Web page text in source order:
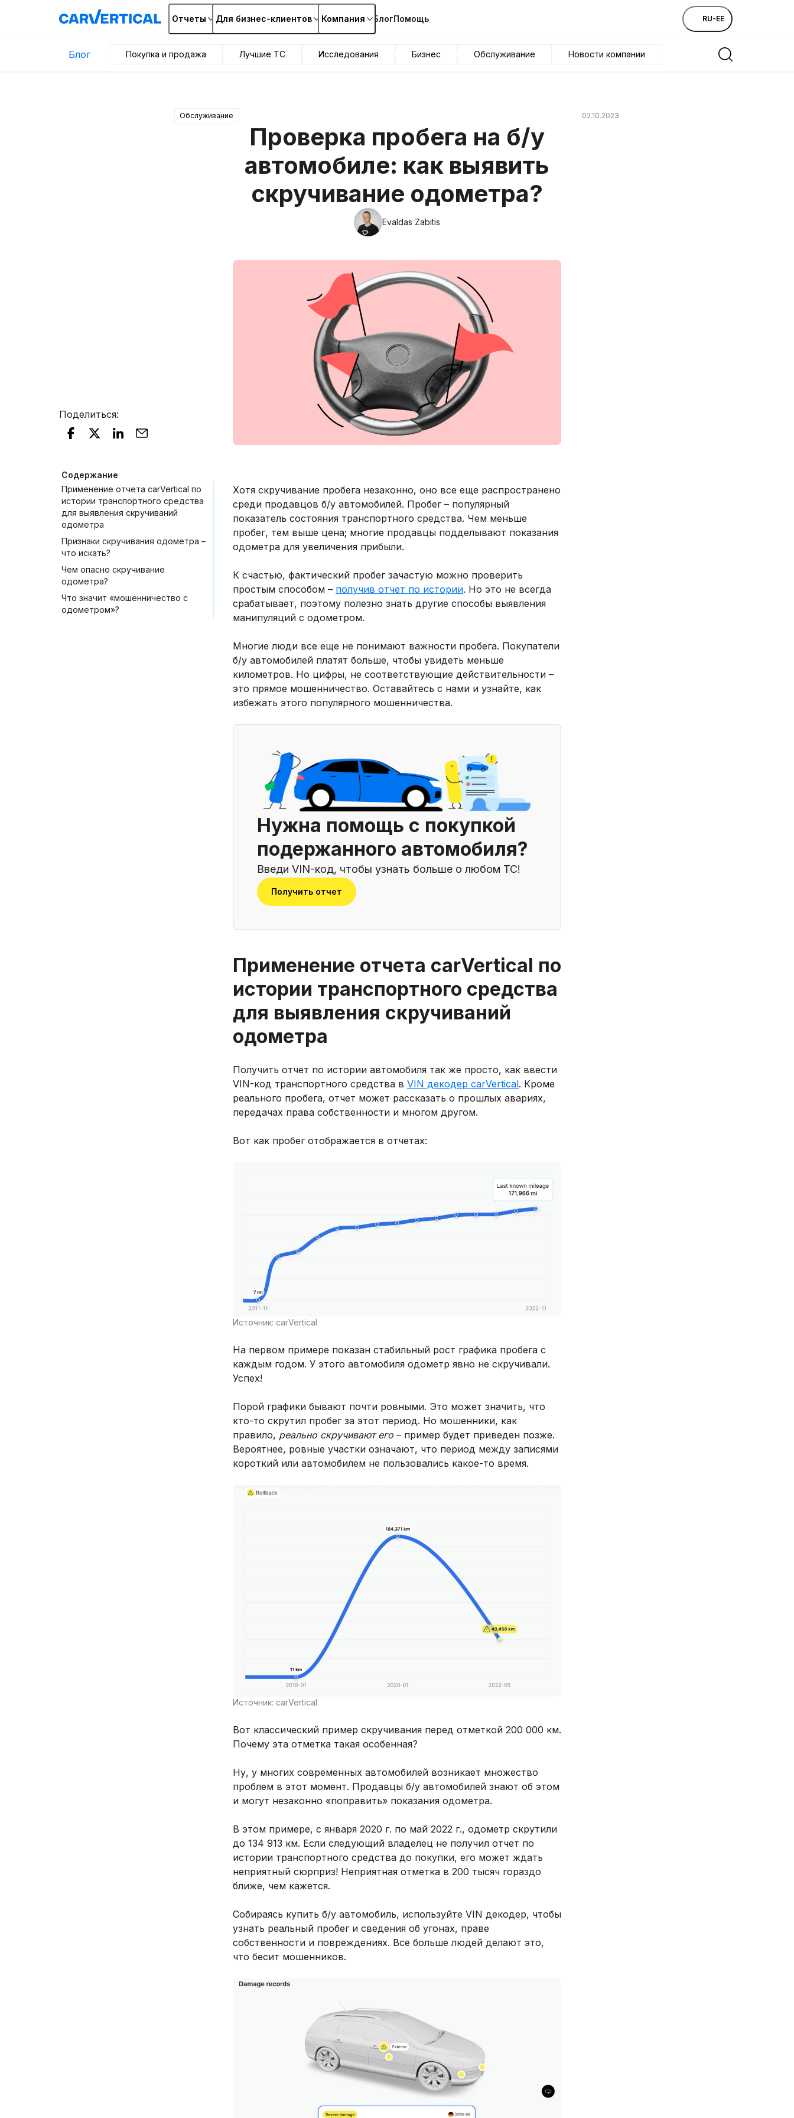
Отчеты Для бизнес-клиентов Компания БлогПомощь RU-EE
Блог Покупка и продажа Лучшие ТС Исследования Бизнес Обслуживание Новости компании
Обслуживание 02.10.2023
Проверка пробега на б/у
автомобиле: как выявить
скручивание одометра?
Evaldas Zabitis
Поделиться:
Содержание
Применение отчета carVertical по
истории транспортного средства
для выявления скручиваний
одометра
Признаки скручивания одометра –
что искать?
Чем опасно скручивание
одометра?
Что значит «мошенничество с
одометром»?
Хотя скручивание пробега незаконно, оно все еще распространено
среди продавцов б/у автомобилей. Пробег – популярный
показатель состояния транспортного средства. Чем меньше
пробег, тем выше цена; многие продавцы подделывают показания
одометра для увеличения прибыли.
К счастью, фактический пробег зачастую можно проверить
простым способом – получив отчет по истории. Но это не всегда
срабатывает, поэтому полезно знать другие способы выявления
манипуляций с одометром.
Многие люди все еще не понимают важности пробега. Покупатели
б/у автомобилей платят больше, чтобы увидеть меньше
километров. Но цифры, не соответствующие действительности –
это прямое мошенничество. Оставайтесь с нами и узнайте, как
избежать этого популярного мошенничества.
Нужна помощь с покупкой
подержанного автомобиля?
Введи VIN-код, чтобы узнать больше о любом ТС!
Получить отчет
Применение отчета carVertical по
истории транспортного средства
для выявления скручиваний
одометра
Получить отчет по истории автомобиля так же просто, как ввести
VIN-код транспортного средства в VIN декодер carVertical. Кроме
реального пробега, отчет может рассказать о прошлых авариях,
передачах права собственности и многом другом.
Вот как пробег отображается в отчетах:
Источник: carVertical
На первом примере показан стабильный рост графика пробега с
каждым годом. У этого автомобиля одометр явно не скручивали.
Успех!
Порой графики бывают почти ровными. Это может значить, что
кто-то скрутил пробег за этот период. Но мошенники, как
правило, реально скручивают его – пример будет приведен позже.
Вероятнее, ровные участки означают, что период между записями
короткий или автомобилем не пользовались какое-то время.
Источник: carVertical
Вот классический пример скручивания перед отметкой 200 000 км.
Почему эта отметка такая особенная?
Ну, у многих современных автомобилей возникает множество
проблем в этот момент. Продавцы б/у автомобилей знают об этом
и могут незаконно «поправить» показания одометра.
В этом примере, с января 2020 г. по май 2022 г., одометр скрутили
до 134 913 км. Если следующий владелец не получил отчет по
истории транспортного средства до покупки, его может ждать
неприятный сюрприз! Неприятная отметка в 200 тысяч гораздо
ближе, чем кажется.
Собираясь купить б/у автомобиль, используйте VIN декодер, чтобы
узнать реальный пробег и сведения об угонах, праве
собственности и повреждениях. Все больше людей делают это,
что бесит мошенников.